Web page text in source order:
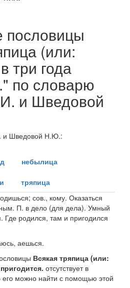
пословицы
(или:
три года
по словарю
и Шведовой
и Шведовой Н.Ю.:
небылица
тряпица
сов., кому. Оказаться
П. в дело (для дела). Умный
Где родился, там и пригодился
аешься.
Всякая тряпица (или:
отсутствует в
его можно найти с помощью этой